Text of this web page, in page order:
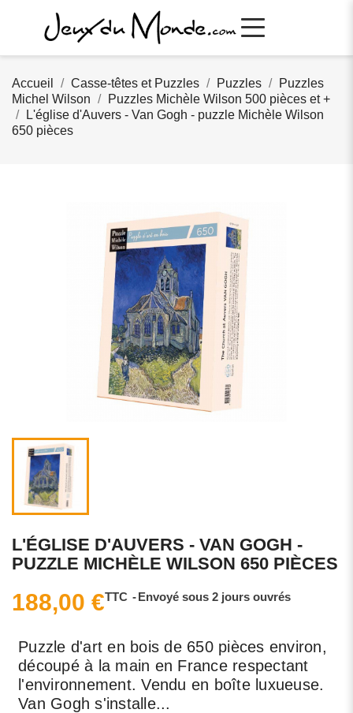
Accueil Casse-têtes et Puzzles Puzzles
Puzzles
Michel Wilson
Puzzles Michèle Wilson 500 pièces et +
L'église d'Auvers - Van Gogh - puzzle Michèle Wilson
650 pièces
L'ÉGLISE D'AUVERS - VAN GOGH -
PUZZLE MICHÈLE WILSON 650 PIÈCES
188,00 €TTC Envoyé sous 2 jours ouvrés
Puzzle d'art en bois de 650 pièces environ,
découpé à la main en France respectant
l'environnement. Vendu en boîte luxueuse.
Van Gogh s'installe...